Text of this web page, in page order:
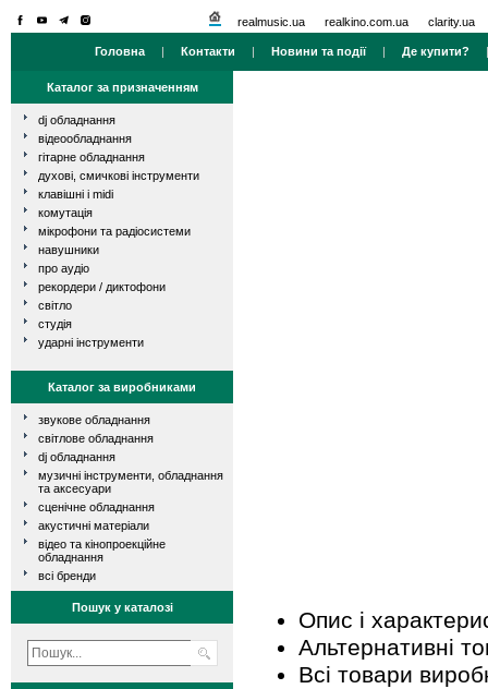
realmusic.ua realkino.com.ua clarity.ua
Головна | Контакти | Новини та події| Де купити?
Каталог за призначенням
dj обладнання
відеообладнання
гітарне обладнання
духові, смичкові інструменти
клавішні і midi
комутація
мікрофони та радіосистеми
навушники
про аудіо
рекордери / диктофони
світло
студія
ударні інструменти
Каталог за виробниками
звукове обладнання
світлове обладнання
dj обладнання
музичні інструменти, обладнання
та аксесуари
сценічне обладнання
акустичні матеріали
відео та кінопроекційне
обладнання
всі бренди
Пошук у каталозі
Опис і
Альтернативні
Всі товари